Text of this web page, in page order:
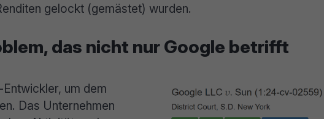
gelockt (gemästet) wurden.
das nicht nur Google betrifft
um dem
Das Unternehmen